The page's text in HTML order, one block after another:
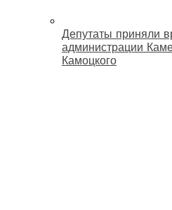
Депутаты приняли
администрации
Камоцкого